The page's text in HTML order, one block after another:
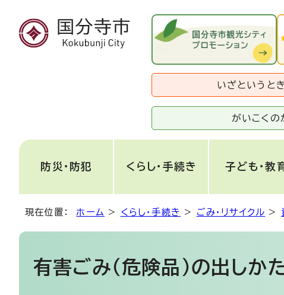
いざというと
がいこくの
防災・防犯 くらし・手続き 子ども・教
現在位置： ホーム > くらし・手続き > ごみ・リサイクル >
有害ごみ（危険品）の出しか